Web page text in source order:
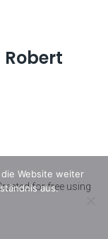
for free using
Website weiter
aus.